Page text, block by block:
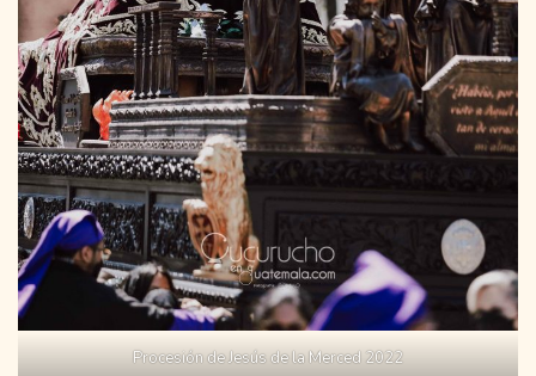
Procesión de Jesús de la Merced 2022